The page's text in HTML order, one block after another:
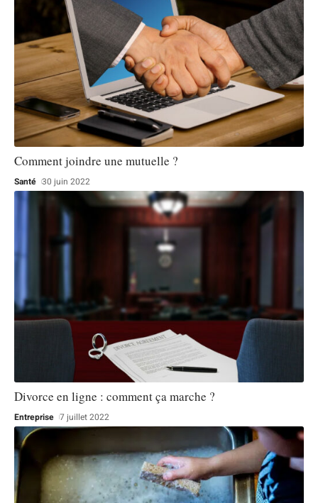
Comment joindre une mutuelle ?
Santé 30 juin 2022
Divorce en ligne : comment ça marche ?
Entreprise 7 juillet 2022